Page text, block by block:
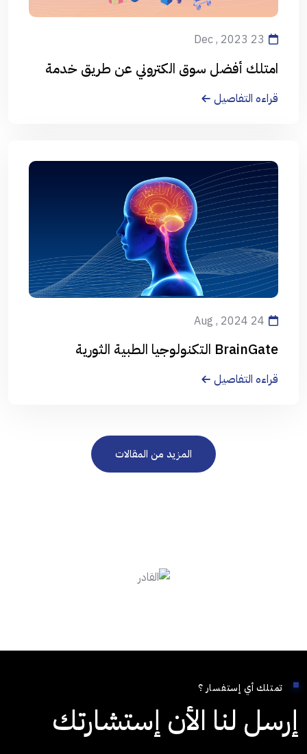
23 Dec , 2023
امتلك أفضل سوق الكتروني عن طريق خدمة
المتاجر الالكترونية من العالمية الحرة
قراءه التفاصيل
24 Aug , 2024
BrainGate التكنولوجيا الطبية الثورية
قراءه التفاصيل
المزيد من المقالات
تمتلك أي إستفسار ؟
إرسل لنا الأن إستشارتك